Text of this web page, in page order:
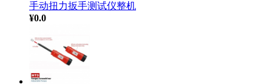
手动扭力扳手测试仪整机
¥0.0